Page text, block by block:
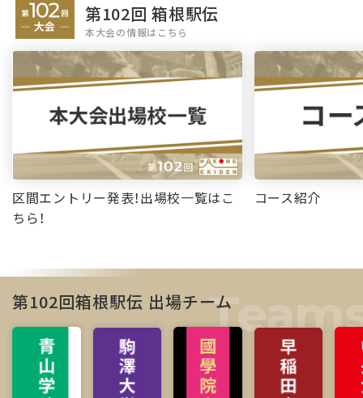
第102回 箱根駅伝
本大会の情報はこちら
区間エントリー発表！出場校一覧はこ
ちら！
コース紹介
第102回箱根駅伝 出場チーム